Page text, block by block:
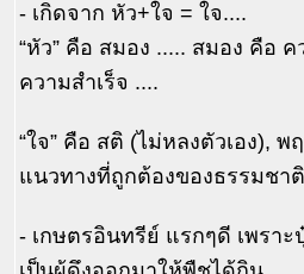
- เกิดจาก หัว+ใจ = ใจ....
“หัว” คือ สมอง ..... สมอง คือ
ความสำเร็จ ....
“ใจ” คือ สติ (ไม่หลงตัวเอง),
แนวทางที่ถูกต้องของธรรมชา
- เกษตรอินทรีย์ แรกๆดี เพรา